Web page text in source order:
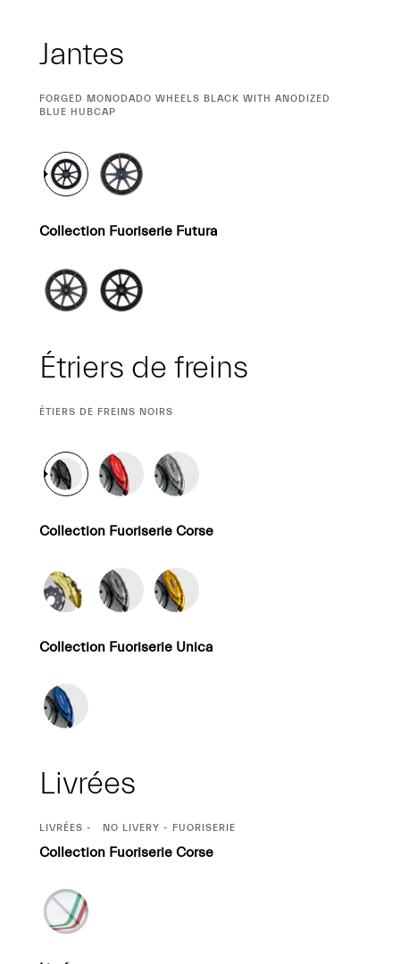
Jantes
SÉLECTION
ACTUELLE
FORGED MONODADO WHEELS BLACK WITH ANODIZED
BLUE HUBCAP
Collection Fuoriserie Futura
Étriers de freins
SÉLECTION
ÉTIERS DE FREINS NOIRS
Collection Fuoriserie Corse
Collection Fuoriserie Unica
Livrées
SÉLECTION
LIVRÉES NO LIVERY - FUORISERIE
Collection Fuoriserie Corse